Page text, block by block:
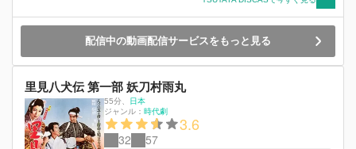
配信中の動画配信サービスをもっと見る
里見八犬伝 第一部 妖刀村雨丸
55分
日本
ジャンル： 時代劇
3.6
32 57